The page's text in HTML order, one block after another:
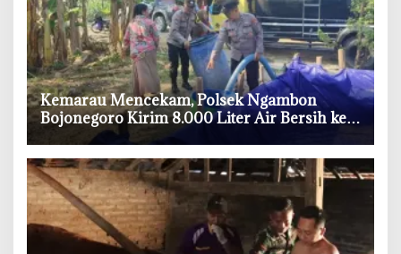
‎Kemarau Mencekam, Polsek Ngambon
Bojonegoro Kirim 8.000 Liter Air Bersih ke
Warga Bondol